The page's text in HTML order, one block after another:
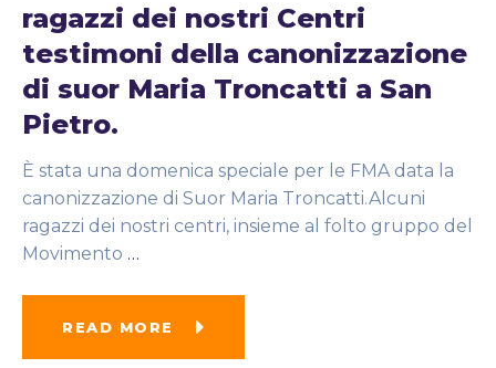
ragazzi dei nostri Centri
testimoni della canonizzazione
di suor Maria Troncatti a San
Pietro.
È stata una domenica speciale per le FMA data la
canonizzazione di Suor Maria Troncatti.Alcuni
ragazzi dei nostri centri, insieme al folto gruppo del
Movimento …
READ MORE